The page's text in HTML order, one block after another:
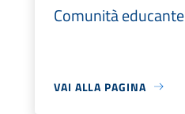
Comunità educante
VAI ALLA PAGINA